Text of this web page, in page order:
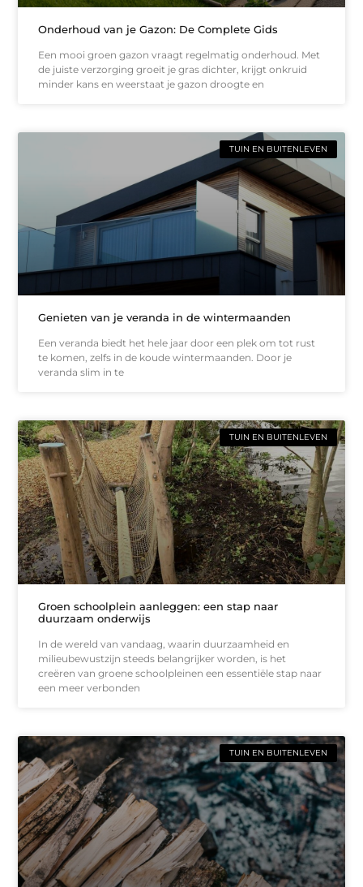
Onderhoud van je Gazon: De Complete Gids
Een mooi groen gazon vraagt regelmatig onderhoud. Met
de juiste verzorging groeit je gras dichter, krijgt onkruid
minder kans en weerstaat je gazon droogte en
TUIN EN BUITENLEVEN
Genieten van je veranda in de wintermaanden
Een veranda biedt het hele jaar door een plek om tot rust
te komen, zelfs in de koude wintermaanden. Door je
veranda slim in te
TUIN EN BUITENLEVEN
Groen schoolplein aanleggen: een stap naar
duurzaam onderwijs
In de wereld van vandaag, waarin duurzaamheid en
milieubewustzijn steeds belangrijker worden, is het
creëren van groene schoolpleinen een essentiële stap naar
een meer verbonden
TUIN EN BUITENLEVEN